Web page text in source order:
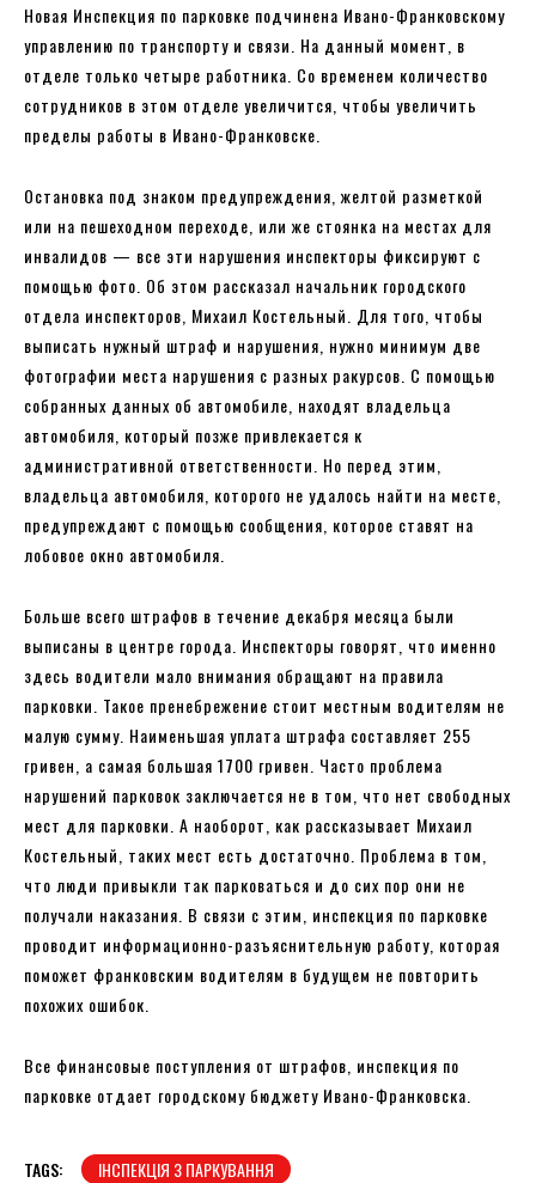
Новая Инспекция по парковке подчинена Ивано-Франковскому
управлению по транспорту и связи. На данный момент, в
отделе только четыре работника. Со временем количество
сотрудников в этом отделе увеличится, чтобы увеличить
пределы работы в Ивано-Франковске.
Остановка под знаком предупреждения, желтой разметкой
или на пешеходном переходе, или же стоянка на местах для
инвалидов — все эти нарушения инспекторы фиксируют с
помощью фото. Об этом рассказал начальник городского
отдела инспекторов, Михаил Костельный. Для того, чтобы
выписать нужный штраф и нарушения, нужно минимум две
фотографии места нарушения с разных ракурсов. С помощью
собранных данных об автомобиле, находят владельца
автомобиля, который позже привлекается к
административной ответственности. Но перед этим,
владельца автомобиля, которого не удалось найти на месте,
предупреждают с помощью сообщения, которое ставят на
лобовое окно автомобиля.
Больше всего штрафов в течение декабря месяца были
выписаны в центре города. Инспекторы говорят, что именно
здесь водители мало внимания обращают на правила
парковки. Такое пренебрежение стоит местным водителям не
малую сумму. Наименьшая уплата штрафа составляет 255
гривен, а самая большая 1700 гривен. Часто проблема
нарушений парковок заключается не в том, что нет свободных
мест для парковки. А наоборот, как рассказывает Михаил
Костельный, таких мест есть достаточно. Проблема в том,
что люди привыкли так парковаться и до сих пор они не
получали наказания. В связи с этим, инспекция по парковке
проводит информационно-разъяснительную работу, которая
поможет франковским водителям в будущем не повторить
похожих ошибок.
Все финансовые поступления от штрафов, инспекция по
парковке отдает городскому бюджету Ивано-Франковска.
TAGS:
ІНСПЕКЦІЯ З ПАРКУВАННЯ